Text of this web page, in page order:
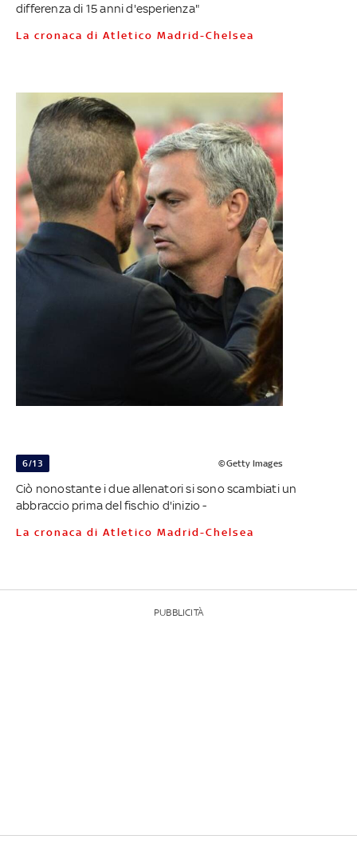
differenza di 15 anni d'esperienza"
La cronaca di Atletico Madrid-Chelsea
6/13 ©Getty Images
Ciò nonostante i due allenatori si sono scambiati un
abbraccio prima del fischio d'inizio -
La cronaca di Atletico Madrid-Chelsea
PUBBLICITÀ